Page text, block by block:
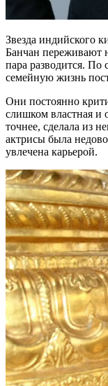
Звезда индийского
Банчан переживают
пара разводится. По
семейную жизнь
Они постоянно
слишком властная и
точнее, сделала из
актрисы была
увлечена карьерой.